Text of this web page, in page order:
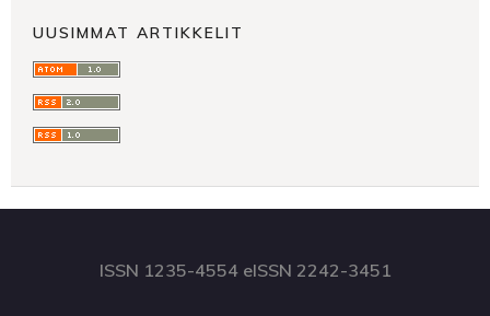
UUSIMMAT ARTIKKELIT
ISSN 1235-4554 eISSN 2242-3451